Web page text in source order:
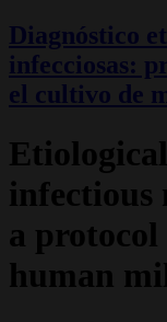
Diagnóstico
infecciosas:
el cultivo de
infectious
a
human